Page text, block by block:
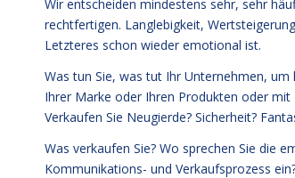
Wir entscheiden mindestens sehr, sehr
rechtfertigen. Langlebigkeit,
Letzteres schon wieder emotional ist.
Was tun Sie, was tut Ihr Unternehmen,
Ihrer Marke oder Ihren Produkten oder mit
Verkaufen Sie Neugierde? Sicherheit?
Was verkaufen Sie? Wo sprechen Sie die
Kommunikations- und Verkaufsprozess